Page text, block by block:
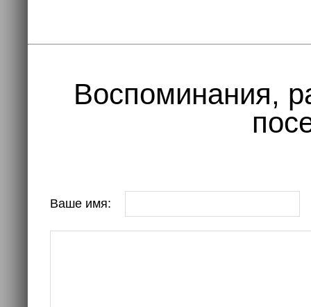
Воспоминания,
Ваше имя: